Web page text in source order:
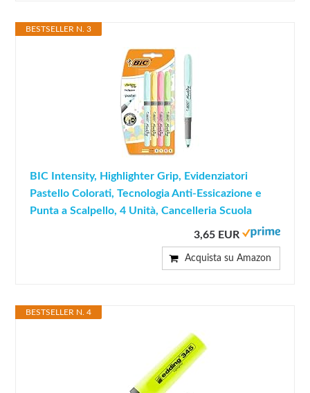
BESTSELLER N. 3
BIC Intensity, Highlighter Grip, Evidenziatori
Pastello Colorati, Tecnologia Anti-Essicazione e
Punta a Scalpello, 4 Unità, Cancelleria Scuola
3,65 EUR
Acquista su Amazon
BESTSELLER N. 4